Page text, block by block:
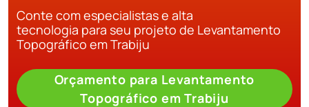
Conte com especialistas e alta
tecnologia para seu projeto de Levantamento
Topográfico em Trabiju
Orçamento para Levantamento
Topográfico em Trabiju